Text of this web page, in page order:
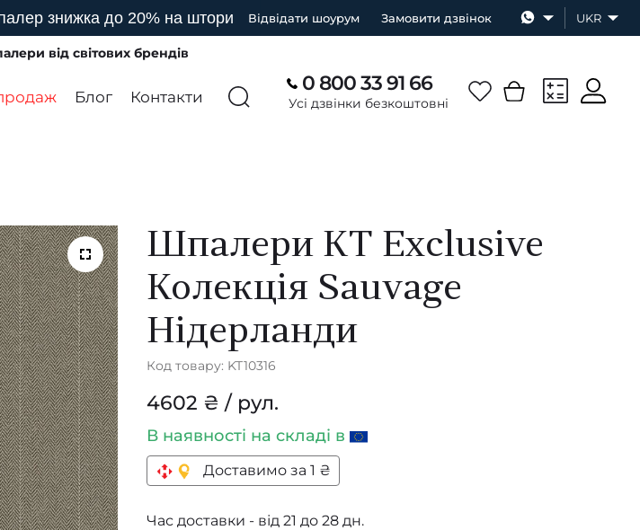
знижка до 20% на штори Відвідати шоурум Замовити дзвінок UKR
від світових брендів
Блог Контакти
0 800 33 91 66
Усі дзвінки безкоштовні
Шпалери KT Exclusive
Колекція Sauvage
Нідерланди
Код товару: KT10316
4602 ₴ / рул.
В наявності на складі в
Доставимо за 1 ₴
Час доставки - від 21 до 28 дн.